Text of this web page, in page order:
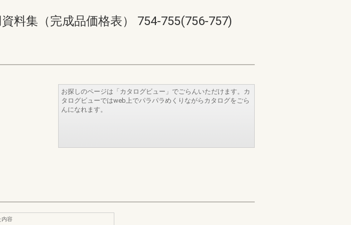
料集（完成品価格表） 754-755(756-757)
お探しのページは「カタログビュー」でごらんいただけます。カ
タログビューではweb上でパラパラめくりながらカタログをごら
んになれます。
内容